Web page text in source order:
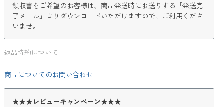
領収書をご希望のお客様は、商品発送時にお送りする「発送完
了メール」よりダウンロードいただけますので、ご利用くださ
いませ。
返品特約について
商品についてのお問い合わせ
★★★レビューキャンペーン★★★